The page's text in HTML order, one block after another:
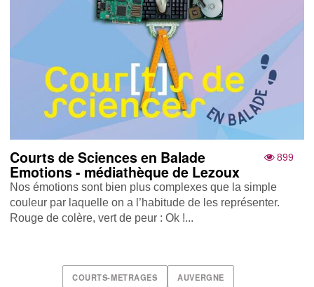
899
Courts de Sciences en Balade
Emotions - médiathèque de Lezoux
Nos émotions sont bien plus complexes que la simple
couleur par laquelle on a l’habitude de les représenter.
Rouge de colère, vert de peur : Ok !...
COURTS-METRAGES AUVERGNE